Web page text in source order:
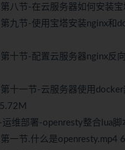
八节-在云服务器如何安装
九节-使用宝塔安装nginx和
十节-配置云服务器nginx反
十一节-云服务器使用
维部署-openresty整合lua脚
一节.什么是openresty.mp4